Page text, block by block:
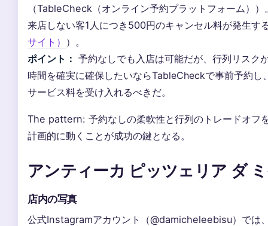
（TableCheck（オンライン予約プラットフォーム）
来店しない客1人につき500円のキャンセル料が発生す
サイト） ）。
ポイント： 予約なしでも入店は可能だが、行列リスク
時間を確実に確保したいならTableCheckで事前予約し
サービス料を受け入れるべきだ。
The pattern: 予約なしの柔軟性と行列のトレードオフ
計画的に動くことが成功の鍵となる。
アンティーカ ピッツェリア ダ
店内の写真
公式Instagramアカウント（@damicheleebisu）では